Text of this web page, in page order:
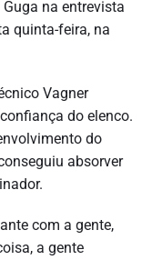
na entrevista
quinta-feira, na
Vagner
do elenco.
do
absorver
com a gente,
a gente